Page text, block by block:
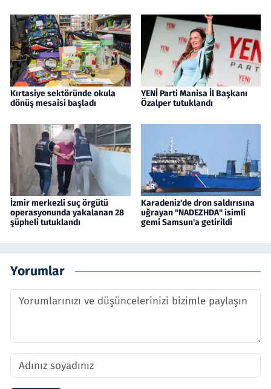
Kırtasiye sektöründe okula
dönüş mesaisi başladı
YENİ Parti Manisa İl Başkanı
Özalper tutuklandı
İzmir merkezli suç örgütü
operasyonunda yakalanan 28
şüpheli tutuklandı
Karadeniz'de dron saldırısına
uğrayan "NADEZHDA" isimli
gemi Samsun'a getirildi
Yorumlar